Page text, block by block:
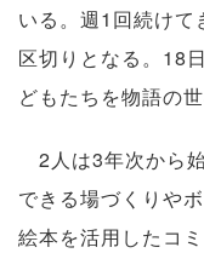
いる。週1回続けて
区切りとなる。18
どもたちを物語の
2人は3年次から
できる場づくりや
絵本を活用したコ